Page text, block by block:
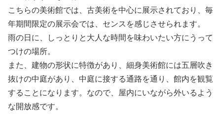
こちらの美術館では、古美術を中心に展示されており、毎
年期間限定の展示会では、センスを感じさせられます。
雨の日に、しっとりと大人な時間を味わいたい方にうって
つけの場所。
また、建物の形状に特徴があり、細身美術館には五層吹き
抜けの中庭があり、中庭に接する通路を通り、館内を観覧
することになります。なので、屋内にいながら外いるよう
な開放感です。